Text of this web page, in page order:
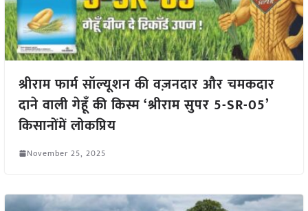
श्रीराम फार्म सॉल्यूशन की वज़नदार और चमकदार
दाने वाली गेहूँ की किस्म ‘श्रीराम सुपर 5-SR-05’
किसानोंमें लोकप्रिय
November 25, 2025